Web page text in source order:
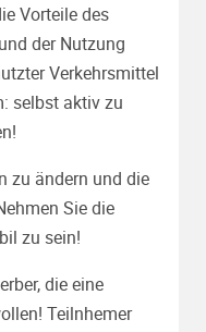
Vorteile des
der Nutzung
Verkehrsmittel
selbst aktiv zu
zu ändern und die
Sie die
zu sein!
die eine
Teilnhemer